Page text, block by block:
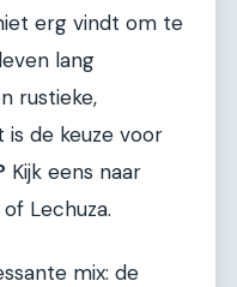
erg vindt om te
lang
rustieke,
is de keuze voor
Kijk eens naar
Lechuza.
mix: de